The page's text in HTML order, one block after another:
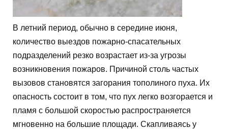
В летний период, обычно в середине июня,
количество выездов пожарно-спасательных
подразделений резко возрастает из-за угрозы
возникновения пожаров. Причиной столь частых
вызовов становятся загорания тополиного пуха. Их
опасность состоит в том, что пух легко возгорается и
пламя с большой скоростью распространяется
мгновенно на большие площади. Скапливаясь у